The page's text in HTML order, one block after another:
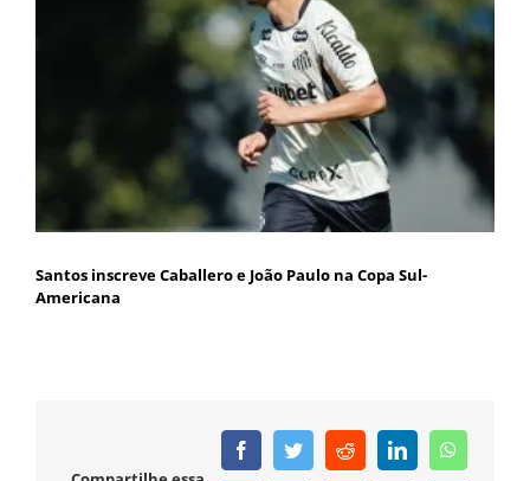
Santos inscreve Caballero e João Paulo na Copa Sul-
Americana
FacebookTwitterRedditLinkedIn